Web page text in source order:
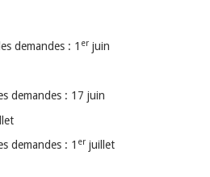
demandes : 1 er juin
demandes : 17 juin
demandes : 1 er juillet